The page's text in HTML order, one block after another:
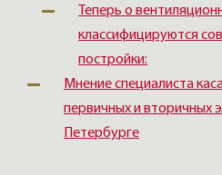
Теперь о
классифицируются
постройки:
Мнение специалиста
первичных и вторичных
Петербурге